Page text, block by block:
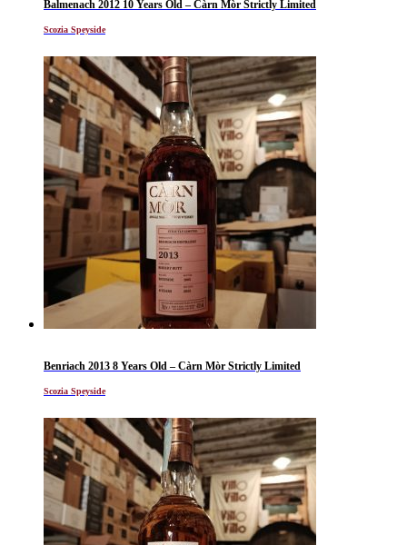
Balmenach 2012 10 Years Old – Càrn Mòr Strictly Limited
Scozia Speyside
Benriach 2013 8 Years Old – Càrn Mòr Strictly Limited
Scozia Speyside